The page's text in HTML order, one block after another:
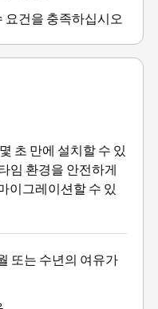
요건을 충족하십시오
초 만에 설치할 수 있
임 환경을 안전하게
이그레이션할 수 있
또는 수년의 여유가